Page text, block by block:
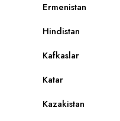
Ermenistan
Hindistan
Kafkaslar
Katar
Kazakistan